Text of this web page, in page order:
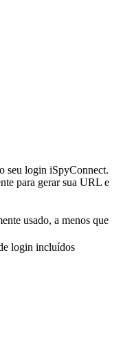
seu login iSpyConnect.
para gerar sua URL e
usado, a menos que
login incluídos